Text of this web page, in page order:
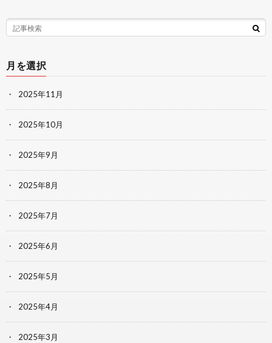
月を選択
2025年11月
2025年10月
2025年9月
2025年8月
2025年7月
2025年6月
2025年5月
2025年4月
2025年3月